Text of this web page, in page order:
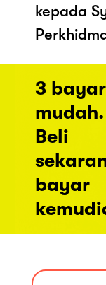
kepada
3
mudah.
Beli
bayar